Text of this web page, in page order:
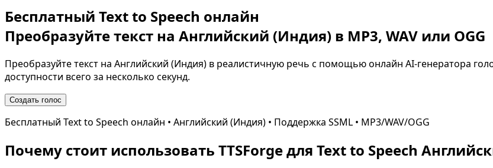
Бесплатный Text to Speech онлайн
Преобразуйте текст на Английский (Индия) в MP3, WAV или OGG
Преобразуйте текст на Английский (Индия) в реалистичную речь с помощью онлайн AI-генератора
доступности всего за несколько секунд.
Создать голос
Бесплатный Text to Speech онлайн • Английский (Индия) • Поддержка SSML • MP3/WAV/OGG
Почему стоит использовать TTSForge для Text to Speech